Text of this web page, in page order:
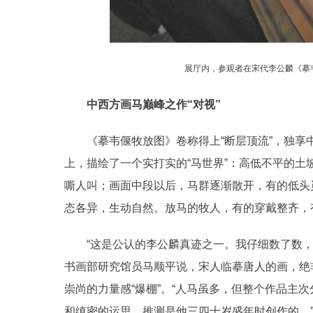
展厅内，参观者在宋代李公麟《
中西方画马巅峰之作“对视”
《摹韦偃牧放图》卷称得上“断层顶流”，独享
上，描绘了一个实打实的“马世界”：高低不平的
嘶人叫；画面中段以后，马群逐渐散开，有的低
态各异，生动自然。放马的牧人，有的穿戴整齐
“这是公认的李公麟真迹之一。我仔细数了数，
书画部研究馆员马顺平说，宋人临摹唐人的画，
崇尚的力量感“爆棚”。“人马虽多，但整个作品主